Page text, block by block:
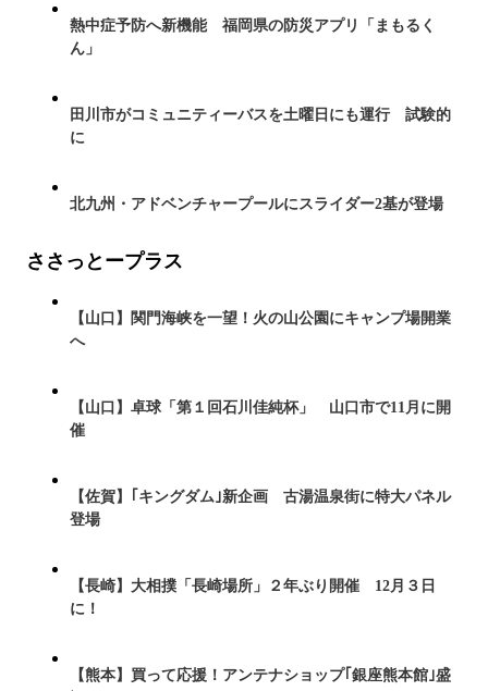
熱中症予防へ新機能 福岡県の防災アプリ「まもるく
ん」
田川市がコミュニティーバスを土曜日にも運行 試験的
に
北九州・アドベンチャープールにスライダー2基が登場
ささっとープラス
【山口】関門海峡を一望！火の山公園にキャンプ場開業
へ
【山口】卓球「第１回石川佳純杯」 山口市で11月に開
催
【佐賀】｢キングダム｣新企画 古湯温泉街に特大パネル
登場
【長崎】大相撲「長崎場所」２年ぶり開催 12月３日
に！
【熊本】買って応援！アンテナショップ｢銀座熊本館｣盛